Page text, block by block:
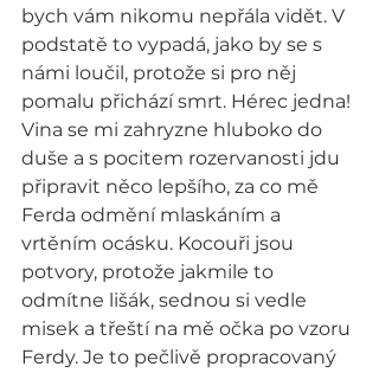
bych vám nikomu nepřála vidět. V
podstatě to vypadá, jako by se s
námi loučil, protože si pro něj
pomalu přichází smrt. Hérec jedna!
Vina se mi zahryzne hluboko do
duše a s pocitem rozervanosti jdu
připravit něco lepšího, za co mě
Ferda odmění mlaskáním a
vrtěním ocásku. Kocouři jsou
potvory, protože jakmile to
odmítne lišák, sednou si vedle
misek a třeští na mě očka po vzoru
Ferdy. Je to pečlivě propracovaný